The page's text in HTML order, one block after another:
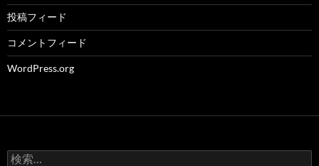
投稿フィード
コメントフィード
WordPress.org
検